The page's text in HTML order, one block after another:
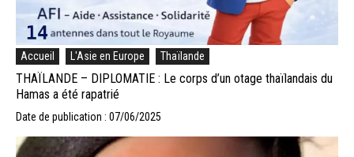
Accueil L'Asie en Europe Thaïlande
THAÏLANDE – DIPLOMATIE : Le corps d’un otage thaïlandais du
Hamas a été rapatrié
Date de publication : 07/06/2025